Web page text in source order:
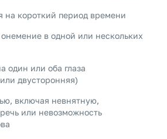
на короткий период времени
в одной или нескольких
один или оба глаза
двусторонняя)
включая невнятную,
или невозможность